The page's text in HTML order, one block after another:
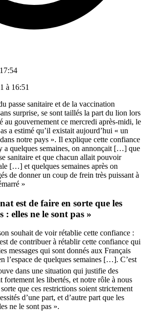
à 16:51
passe sanitaire et de la vaccination
surprise, se sont taillés la part du lion lors
au gouvernement ce mercredi après-midi, le
a estimé qu’il existait aujourd’hui « un
notre pays ». Il explique cette confiance
a quelques semaines, on annonçait […] que
sanitaire et que chacun allait pouvoir
[…] et quelques semaines après on
de donner un coup de frein très puissant à
»
est de faire en sorte que les
: elles ne le sont pas »
souhait de voir rétablie cette confiance :
de contribuer à rétablir cette confiance qui
messages qui sont donnés aux Français
l’espace de quelques semaines […]. C’est
dans une situation qui justifie des
fortement les libertés, et notre rôle à nous
que ces restrictions soient strictement
d’une part, et d’autre part que les
ne le sont pas ».